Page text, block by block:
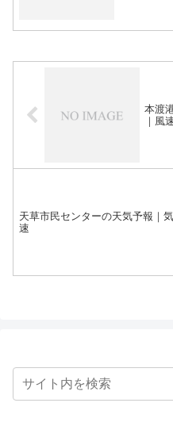
本渡
｜風
天草市民センターの天気予報｜
速